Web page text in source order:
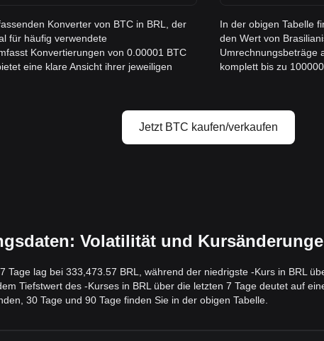
Konverter von BTC in BRL, der
für häufig verwendete
Konvertierungen von 0.00001 BTC
eine klare Ansicht ihrer jeweiligen
In der obigen Tabelle
den Wert von
Umrechnungsbeträge
komplett bis zu
Jetzt BTC kaufen/verkaufen
Volatilität und
Tage lag bei 333,473.57 BRL, während der niedrigste -Kurs in BRL
Tiefstwert des -Kurses in BRL über die letzten 7 Tage deutet auf
30 Tage und 90 Tage finden Sie in der obigen Tabelle.